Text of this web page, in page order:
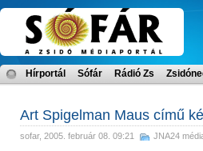
Hírportál Sófár Rádió Zs
Art Spigelman Maus című
sofar, 2005. február 08. 09:21 JNA24